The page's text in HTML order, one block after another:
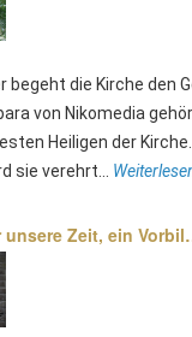
begeht die Kirche den
von Nikomedia
Heiligen der
sie verehrt...
unsere Zeit, ein